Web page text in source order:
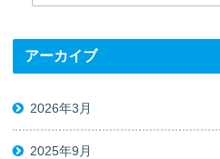
アーカイブ
2026年3月
2025年9月